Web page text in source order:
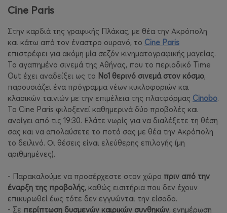
Cine Paris
Στην καρδιά της γραφικής Πλάκας, με θέα την Ακρόπολη
και κάτω από τον έναστρο ουρανό, το Cine Paris
επιστρέφει για ακόμη μία σεζόν κινηματογραφικής μαγείας.
Το αγαπημένο σινεμά της Αθήνας, που το περιοδικό Time
Out έχει αναδείξει ως το Νο1 θερινό σινεμά στον κόσμο,
παρουσιάζει ένα πρόγραμμα νέων κυκλοφοριών και
κλασικών ταινιών με την επιμέλεια της πλατφόρμας Cinobo.
Το Cine Paris φιλοξενεί καθημερινά δύο προβολές και
ανοίγει από τις 19:30. Ελάτε νωρίς για να διαλέξετε τη θέση
σας και να απολαύσετε το ποτό σας με θέα την Ακρόπολη
το δειλινό. Οι θέσεις είναι ελεύθερης επιλογής (μη
αριθμημένες).
- Παρακαλούμε να προσέρχεστε στον χώρο πριν από την
έναρξη της προβολής, καθώς εισιτήρια που δεν έχουν
επικυρωθεί έως τότε δεν εγγυώνται την είσοδο.
- Σε περίπτωση δυσμενών καιρικών συνθηκών, ενημέρωση